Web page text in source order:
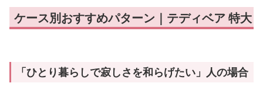
ケース別おすすめパターン｜テディベア 特大
「ひとり暮らしで寂しさを和らげたい」人の場合